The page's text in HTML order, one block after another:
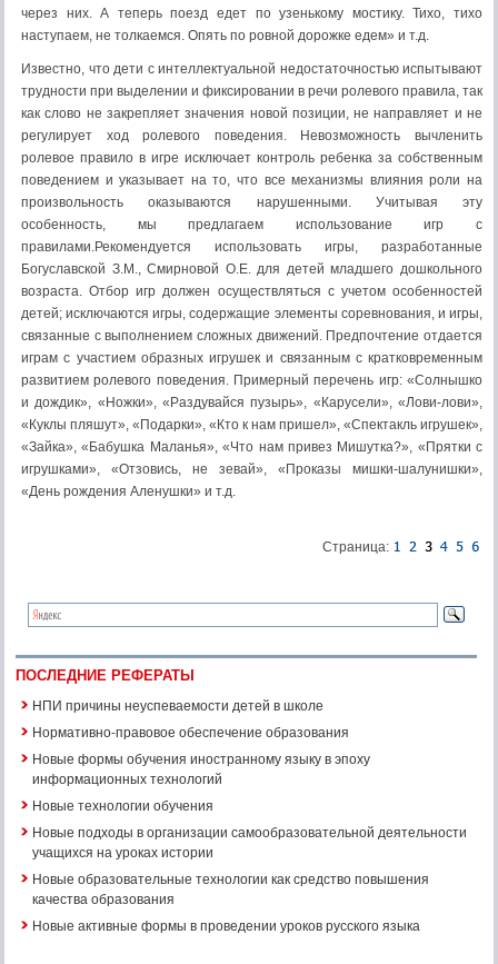
через них. А теперь поезд едет по узенькому мостику. Тихо, тихо
наступаем, не толкаемся. Опять по ровной дорожке едем» и т.д.
Известно, что дети с интеллектуальной недостаточностью испытывают
трудности при выделении и фиксировании в речи ролевого правила, так
как слово не закрепляет значения новой позиции, не направляет и не
регулирует ход ролевого поведения. Невозможность вычленить
ролевое правило в игре исключает контроль ребенка за собственным
поведением и указывает на то, что все механизмы влияния роли на
произвольность оказываются нарушенными. Учитывая эту
особенность, мы предлагаем использование игр с
правилами.Рекомендуется использовать игры, разработанные
Богуславской З.М., Смирновой О.Е. для детей младшего дошкольного
возраста. Отбор игр должен осуществляться с учетом особенностей
детей; исключаются игры, содержащие элементы соревнования, и игры,
связанные с выполнением сложных движений. Предпочтение отдается
играм с участием образных игрушек и связанным с кратковременным
развитием ролевого поведения. Примерный перечень игр: «Солнышко
и дождик», «Ножки», «Раздувайся пузырь», «Карусели», «Лови-лови»,
«Куклы пляшут», «Подарки», «Кто к нам пришел», «Спектакль игрушек»,
«Зайка», «Бабушка Маланья», «Что нам привез Мишутка?», «Прятки с
игрушками», «Отзовись, не зевай», «Проказы мишки-шалунишки»,
«День рождения Аленушки» и т.д.
Страница:
ПОСЛЕДНИЕ РЕФЕРАТЫ
НПИ причины неуспеваемости детей в школе
Нормативно-правовое обеспечение образования
Новые формы обучения иностранному языку в эпоху
информационных технологий
Новые технологии обучения
Новые подходы в организации самообразовательной деятельности
учащихся на уроках истории
Новые образовательные технологии как средство повышения
качества образования
Новые активные формы в проведении уроков русского языка